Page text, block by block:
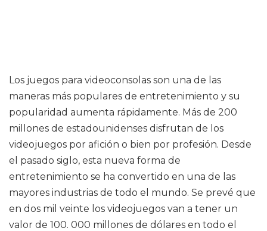
Los juegos para videoconsolas son una de las
maneras más populares de entretenimiento y su
popularidad aumenta rápidamente. Más de 200
millones de estadounidenses disfrutan de los
videojuegos por afición o bien por profesión. Desde
el pasado siglo, esta nueva forma de
entretenimiento se ha convertido en una de las
mayores industrias de todo el mundo. Se prevé que
en dos mil veinte los videojuegos van a tener un
valor de 100. 000 millones de dólares en todo el